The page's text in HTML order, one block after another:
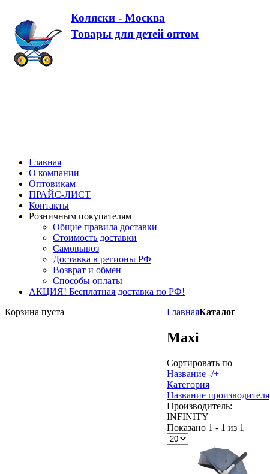
Коляски - Москва
Товары для детей оптом
Главная
О компании
Оптовикам
ПРАЙС-ЛИСТ
Контакты
Розничным покупателям
Общие правила доставки
Стоимость доставки
Самовывоз
Доставка в регионы РФ
Возврат и обмен
Способы оплаты
АКЦИЯ! Бесплатная доставка по РФ!
ГлавнаяКаталог
Maxi
Сортировать по
Название -/+
Категория
Название производителя
Производитель:
INFINITY
Показано 1 - 1 из 1
Корзина пуста